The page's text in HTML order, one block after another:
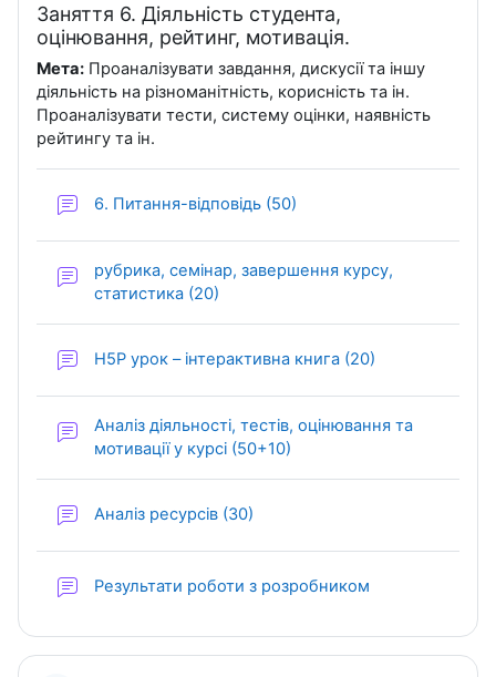
Заняття 6. Діяльність студента,
оцінювання, рейтинг, мотивація.
Мета: Проаналізувати завдання, дискусії та іншу
діяльність на різноманітність, корисність та ін.
Проаналізувати тести, систему оцінки, наявність
рейтингу та ін.
6. Питання-відповідь (50)
рубрика, семінар, завершення курсу,
статистика (20)
H5P урок – інтерактивна книга (20)
Аналіз діяльності, тестів, оцінювання та
мотивації у курсі (50+10)
Аналіз ресурсів (30)
Результати роботи з розробником